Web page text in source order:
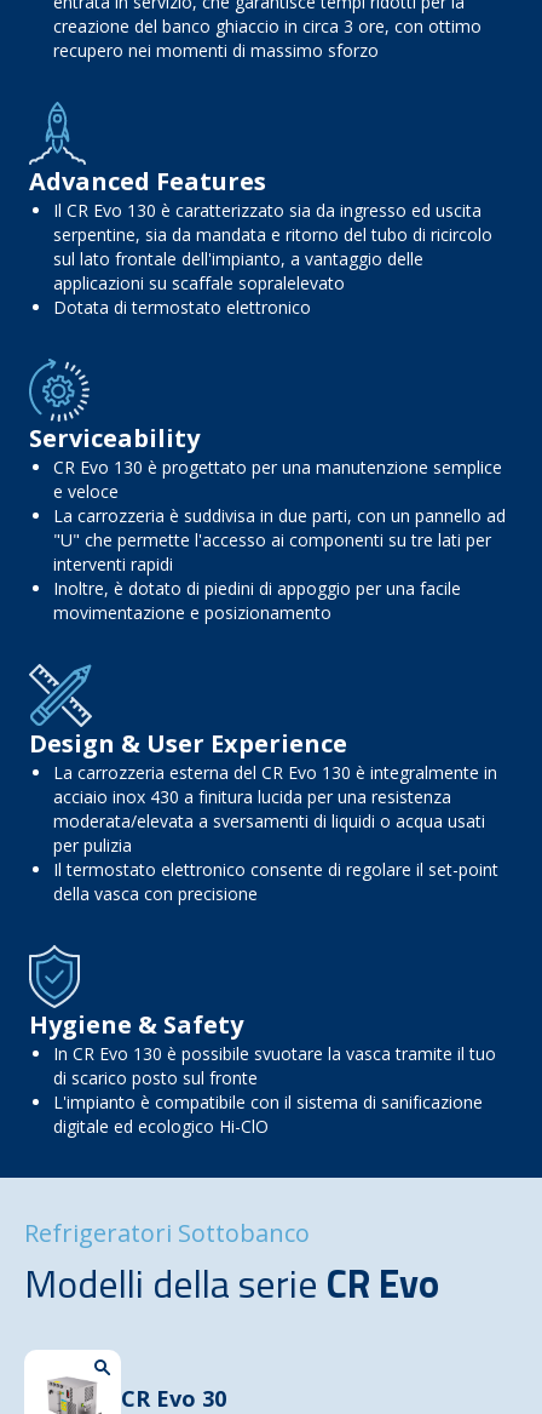
creazione del banco ghiaccio in circa 3 ore, con ottimo
recupero nei momenti di massimo sforzo
Advanced Features
Il CR Evo 130 è caratterizzato sia da ingresso ed uscita
serpentine, sia da mandata e ritorno del tubo di ricircolo
sul lato frontale dell'impianto, a vantaggio delle
applicazioni su scaffale sopralelevato
Dotata di termostato elettronico
Serviceability
CR Evo 130 è progettato per una manutenzione semplice
e veloce
La carrozzeria è suddivisa in due parti, con un pannello ad
"U" che permette l'accesso ai componenti su tre lati per
interventi rapidi
Inoltre, è dotato di piedini di appoggio per una facile
movimentazione e posizionamento
Design & User Experience
La carrozzeria esterna del CR Evo 130 è integralmente in
acciaio inox 430 a finitura lucida per una resistenza
moderata/elevata a sversamenti di liquidi o acqua usati
per pulizia
Il termostato elettronico consente di regolare il set-point
della vasca con precisione
Hygiene & Safety
In CR Evo 130 è possibile svuotare la vasca tramite il tuo
di scarico posto sul fronte
L'impianto è compatibile con il sistema di sanificazione
digitale ed ecologico Hi-ClO
Refrigeratori Sottobanco
Modelli della serie CR Evo
CR Evo 30